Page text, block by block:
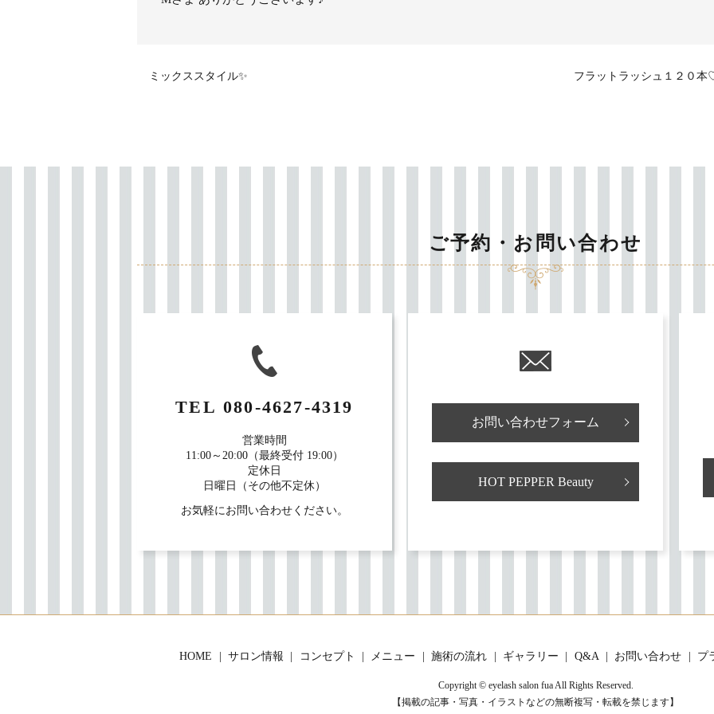
ミックススタイル✨ フラットラッシュ１２０
ご予約・お問い合わせ
TEL080-4627-4319
営業時間
11:00～20:00（最終受付 19:00）
定休日
日曜日（その他不定休）
お気軽にお問い合わせください。
お問い合わせフォーム
HOT PEPPER Beauty
HOME サロン情報 コンセプト メニュー 施術の流れ ギャラリー Q&A お問い合わせ プ
Copyright © eyelash salon fua All Rights Reserved.
【掲載の記事・写真・イラストなどの無断複写・転載を禁じます】